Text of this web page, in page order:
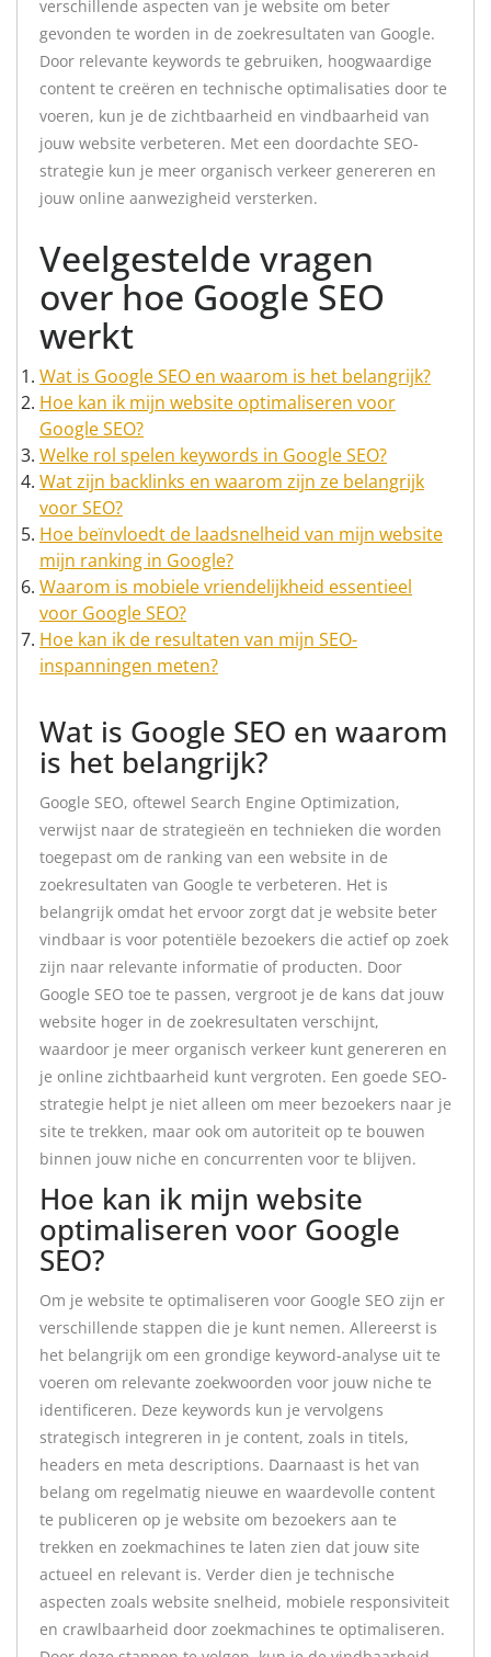
verschillende aspecten van je website om beter
gevonden te worden in de zoekresultaten van Google.
Door relevante keywords te gebruiken, hoogwaardige
content te creëren en technische optimalisaties door te
voeren, kun je de zichtbaarheid en vindbaarheid van
jouw website verbeteren. Met een doordachte SEO-
strategie kun je meer organisch verkeer genereren en
jouw online aanwezigheid versterken.
Veelgestelde vragen
over hoe Google SEO
werkt
Wat is Google SEO en waarom is het belangrijk?
Hoe kan ik mijn website optimaliseren voor
Google SEO?
Welke rol spelen keywords in Google SEO?
Wat zijn backlinks en waarom zijn ze belangrijk
voor SEO?
Hoe beïnvloedt de laadsnelheid van mijn website
mijn ranking in Google?
Waarom is mobiele vriendelijkheid essentieel
voor Google SEO?
Hoe kan ik de resultaten van mijn SEO-
inspanningen meten?
Wat is Google SEO en waarom
is het belangrijk?
Google SEO, oftewel Search Engine Optimization,
verwijst naar de strategieën en technieken die worden
toegepast om de ranking van een website in de
zoekresultaten van Google te verbeteren. Het is
belangrijk omdat het ervoor zorgt dat je website beter
vindbaar is voor potentiële bezoekers die actief op zoek
zijn naar relevante informatie of producten. Door
Google SEO toe te passen, vergroot je de kans dat jouw
website hoger in de zoekresultaten verschijnt,
waardoor je meer organisch verkeer kunt genereren en
je online zichtbaarheid kunt vergroten. Een goede SEO-
strategie helpt je niet alleen om meer bezoekers naar je
site te trekken, maar ook om autoriteit op te bouwen
binnen jouw niche en concurrenten voor te blijven.
Hoe kan ik mijn website
optimaliseren voor Google
SEO?
Om je website te optimaliseren voor Google SEO zijn er
verschillende stappen die je kunt nemen. Allereerst is
het belangrijk om een grondige keyword-analyse uit te
voeren om relevante zoekwoorden voor jouw niche te
identificeren. Deze keywords kun je vervolgens
strategisch integreren in je content, zoals in titels,
headers en meta descriptions. Daarnaast is het van
belang om regelmatig nieuwe en waardevolle content
te publiceren op je website om bezoekers aan te
trekken en zoekmachines te laten zien dat jouw site
actueel en relevant is. Verder dien je technische
aspecten zoals website snelheid, mobiele responsiviteit
en crawlbaarheid door zoekmachines te optimaliseren.